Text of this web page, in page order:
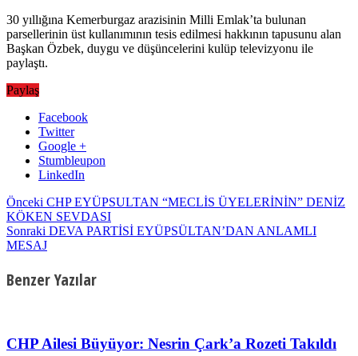
30 yıllığına Kemerburgaz arazisinin Milli Emlak’ta bulunan
parsellerinin üst kullanımının tesis edilmesi hakkının tapusunu alan
Başkan Özbek, duygu ve düşüncelerini kulüp televizyonu ile
paylaştı.
Paylaş
Facebook
Twitter
Google +
Stumbleupon
LinkedIn
Önceki CHP EYÜPSULTAN “MECLİS ÜYELERİNİN” DENİZ
KÖKEN SEVDASI
Sonraki DEVA PARTİSİ EYÜPSÜLTAN’DAN ANLAMLI
MESAJ
Benzer Yazılar
CHP Ailesi Büyüyor: Nesrin Çark’a Rozeti Takıldı